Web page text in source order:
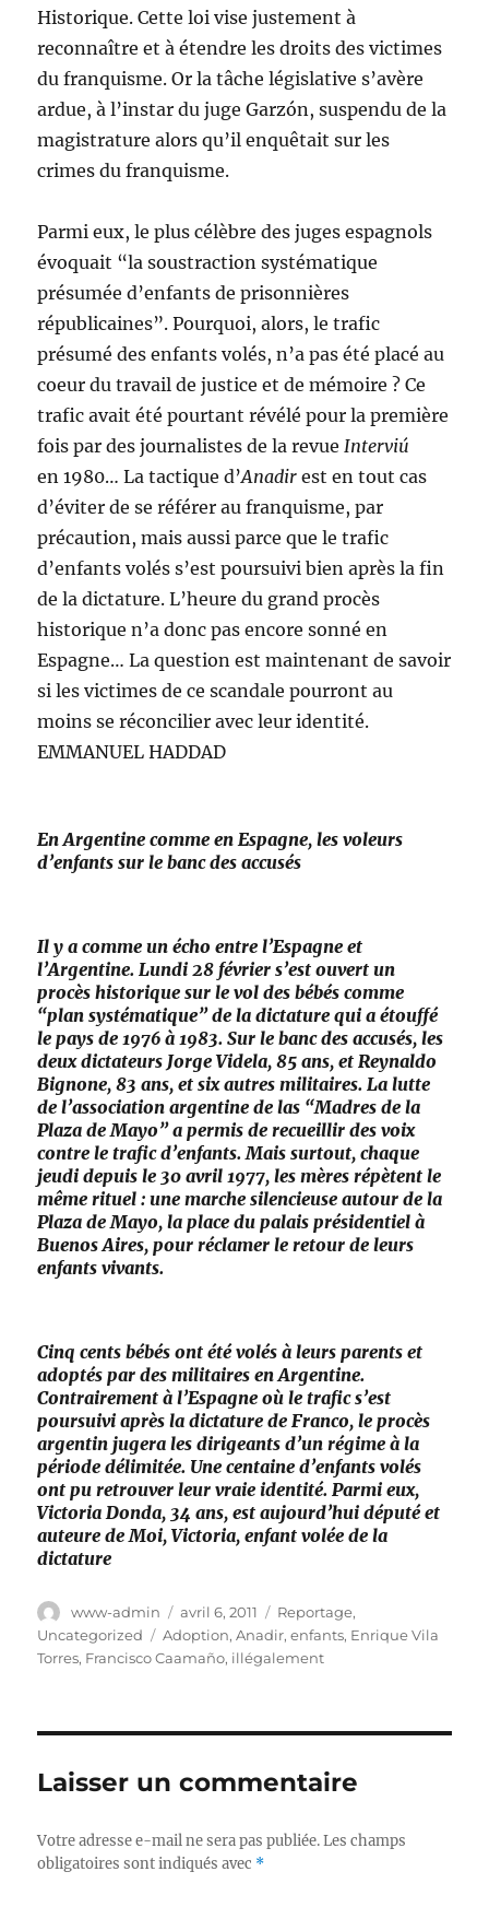
Historique. Cette loi vise justement à
reconnaître et à étendre les droits des victimes
du franquisme. Or la tâche législative s’avère
ardue, à l’instar du juge Garzón, suspendu de la
magis­trature alors qu’il enquêtait sur les
crimes du fran­quisme.
Parmi eux, le plus célèbre des juges espagnols
évoquait “la soustraction systématique
présumée d’enfants de prisonnières
républicaines”. Pour­quoi, alors, le trafic
présumé des enfants volés, n’a pas été placé au
coeur du travail de justice et de mémoire ? Ce
trafic avait été pourtant révélé pour la première
fois par des journalistes de la revueInterviú
en 1980… La tactique d’Anadirest en tout cas
d’éviter de se référer au franquisme, par
précaution, mais aussi parce que le trafic
d’enfants volés s’est poursuivi bien après la fin
de la dicta­ture. L’heure du grand procès
historique n’a donc pas encore sonné en
Espagne… La question est maintenant de savoir
si les victimes de ce scandale pourront au
moins se réconcilier avec leur identité.
EMMANUEL HADDAD
En Argentine comme en Espagne, les voleurs
d’enfants sur le banc des accusés
Il y a comme un écho entre l’Espagne et
l’Argentine. Lundi 28 février s’est ouvert un
procès historique sur le vol des bébés comme
“plan systématique” de la dictature qui a étouffé
le pays de 1976 à 1983. Sur le banc des accusés, les
deux dictateurs Jorge Videla, 85 ans, et Reynaldo
Bignone, 83 ans, et six autres mi­litaires. La lutte
de l’association argentine de las “Madres de la
Plaza de Mayo” a permis de recueillir des voix
contre le trafic d’enfants. Mais surtout, chaque
jeudi depuis le 30 avril 1977, les mères répètent le
même rituel : une marche silencieuse autour de la
Plaza de Mayo, la place du palais présidentiel à
Buenos Aires, pour réclamer le retour de leurs
enfants vivants.
Cinq cents bébés ont été volés à leurs parents et
adoptés par des militaires en Argentine.
Contrairement à l’Espagne où le trafic s’est
poursuivi après la dicta­ture de Franco, le procès
argentin jugera les dirigeants d’un régime à la
période délimitée. Une centaine d’enfants volés
ont pu retrouver leur vraie identité. Parmi eux,
Victoria Donda, 34 ans, est aujourd’hui député et
auteure de Moi, Victoria, enfant volée de la
dictature
Auteur
www-admin
Publié
le
avril 6, 2011 Catégories
Reportage,
Uncategorized
Étiquettes
Adoption,Anadir,enfants, Enrique Vila
Torres, Francisco Caamaño, illégalement
Laisser un commentaire
Votre adresse e-mail ne sera pas publiée. Les champs
obligatoires sont indiqués avec *